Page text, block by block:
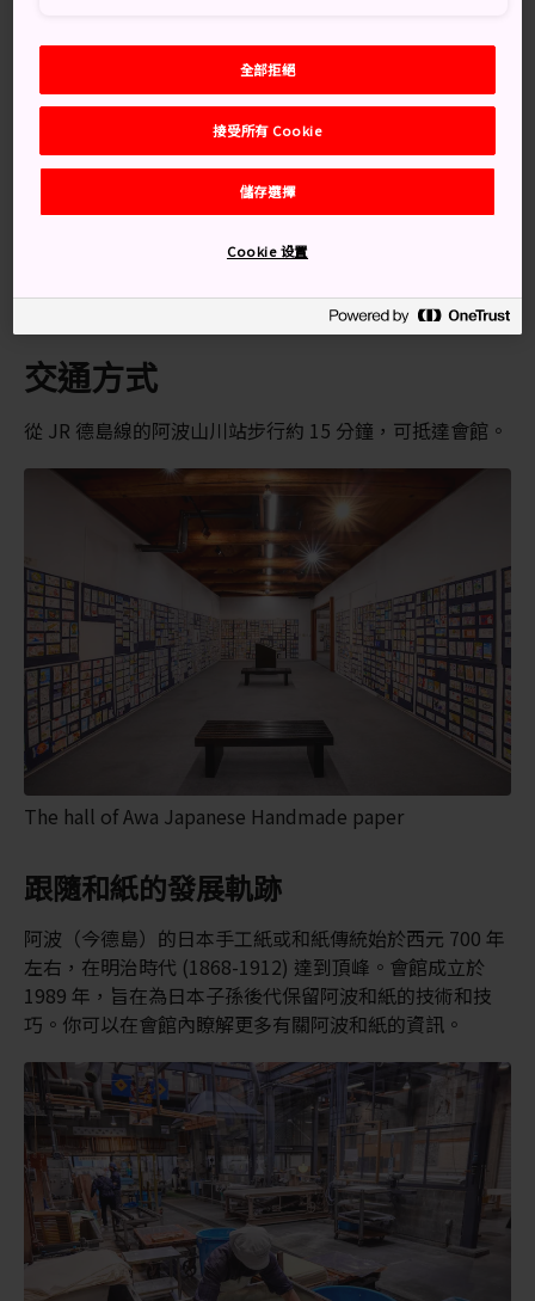
The hall of Awa Japanese Handmade paper
知識補給站
德島紙業始於西元 700 年
世界各地的藝術家都選用阿波和紙
和紙經久耐用，相比商用紙，保存期限更長
交通方式
從 JR 德島線的阿波山川站步行約 15 分鐘，可抵達會館。
The hall of Awa Japanese Handmade paper
跟隨和紙的發展軌跡
阿波（今德島）的日本手工紙或和紙傳統始於西元 700 年
左右，在明治時代 (1868-1912) 達到頂峰。會館成立於
1989 年，旨在為日本子孫後代保留阿波和紙的技術和技
巧。你可以在會館內瞭解更多有關阿波和紙的資訊。
全部拒絕
接受所有 Cookie
儲存選擇
Cookie 设置